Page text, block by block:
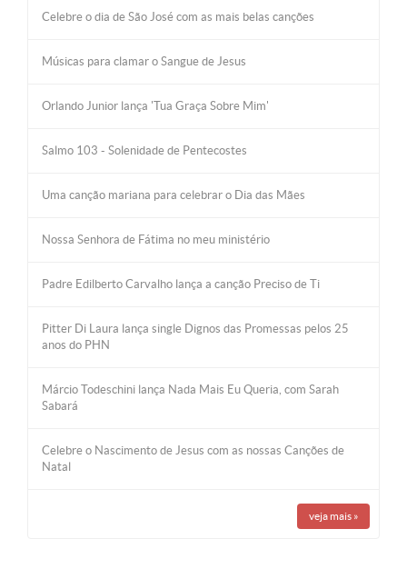
Celebre o dia de São José com as mais belas canções
Músicas para clamar o Sangue de Jesus
Orlando Junior lança 'Tua Graça Sobre Mim'
Salmo 103 - Solenidade de Pentecostes
Uma canção mariana para celebrar o Dia das Mães
Nossa Senhora de Fátima no meu ministério
Padre Edilberto Carvalho lança a canção Preciso de Ti
Pitter Di Laura lança single Dignos das Promessas pelos 25
anos do PHN
Márcio Todeschini lança Nada Mais Eu Queria, com Sarah
Sabará
Celebre o Nascimento de Jesus com as nossas Canções de
Natal
veja mais »